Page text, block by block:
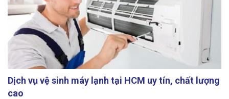
Dịch vụ vệ sinh máy lạnh tại HCM uy tín, chất lượng
cao